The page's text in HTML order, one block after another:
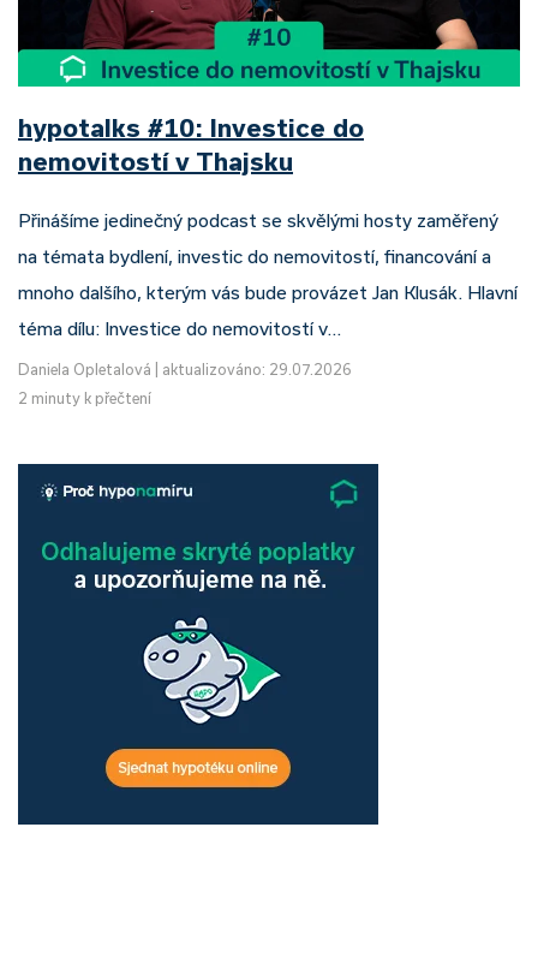
hypotalks #10: Investice do
nemovitostí v Thajsku
Přinášíme jedinečný podcast se skvělými hosty zaměřený
na témata bydlení, investic do nemovitostí, financování a
mnoho dalšího, kterým vás bude provázet Jan Klusák. Hlavní
téma dílu: Investice do nemovitostí v…
Daniela Opletalová
aktualizováno: 29.07.2026
2 minuty k přečtení